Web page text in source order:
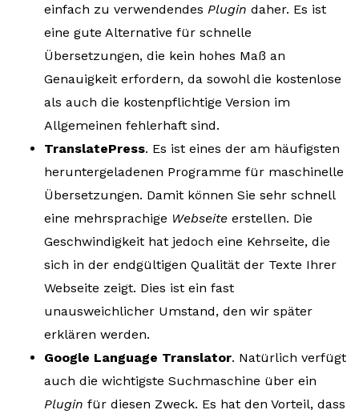
einfach zu verwendendes Plugin daher. Es ist
eine gute Alternative für schnelle
Übersetzungen, die kein hohes Maß an
Genauigkeit erfordern, da sowohl die kostenlose
als auch die kostenpflichtige Version im
Allgemeinen fehlerhaft sind.
TranslatePress. Es ist eines der am häufigsten
heruntergeladenen Programme für maschinelle
Übersetzungen. Damit können Sie sehr schnell
eine mehrsprachige Webseite erstellen. Die
Geschwindigkeit hat jedoch eine Kehrseite, die
sich in der endgültigen Qualität der Texte Ihrer
Webseite zeigt. Dies ist ein fast
unausweichlicher Umstand, den wir später
erklären werden.
Google Language Translator. Natürlich verfügt
auch die wichtigste Suchmaschine über ein
Plugin für diesen Zweck. Es hat den Vorteil, dass